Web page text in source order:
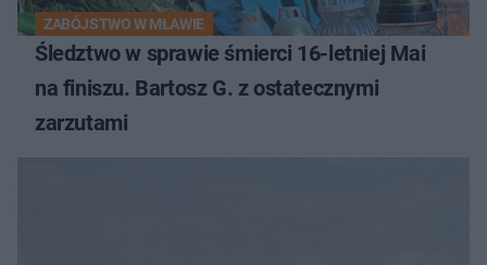
ZABÓJSTWO W MŁAWIE
Śledztwo w sprawie śmierci 16-letniej Mai
na finiszu. Bartosz G. z ostatecznymi
zarzutami